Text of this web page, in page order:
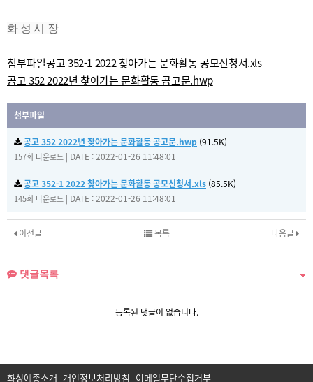
화 성 시 장
첨부파일공고 352-1 2022 찾아가는 문화활동 공모신청서.xls
공고 352 2022년 찾아가는 문화활동 공고문.hwp
첨부파일
공고 352 2022년 찾아가는 문화활동 공고문.hwp (91.5K)
157회 다운로드 | DATE : 2022-01-26 11:48:01
공고 352-1 2022 찾아가는 문화활동 공모신청서.xls (85.5K)
145회 다운로드 | DATE : 2022-01-26 11:48:01
이전글 다음글
목록
댓글목록
등록된 댓글이 없습니다.
화성예총소개 개인정보처리방침 이메일무단수집거부